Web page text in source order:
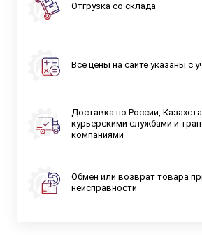
Отгрузка со склада
Все цены на сайте указаны с
Доставка по России,
курьерскими службами и
компаниями
Обмен или возврат товара
неисправности